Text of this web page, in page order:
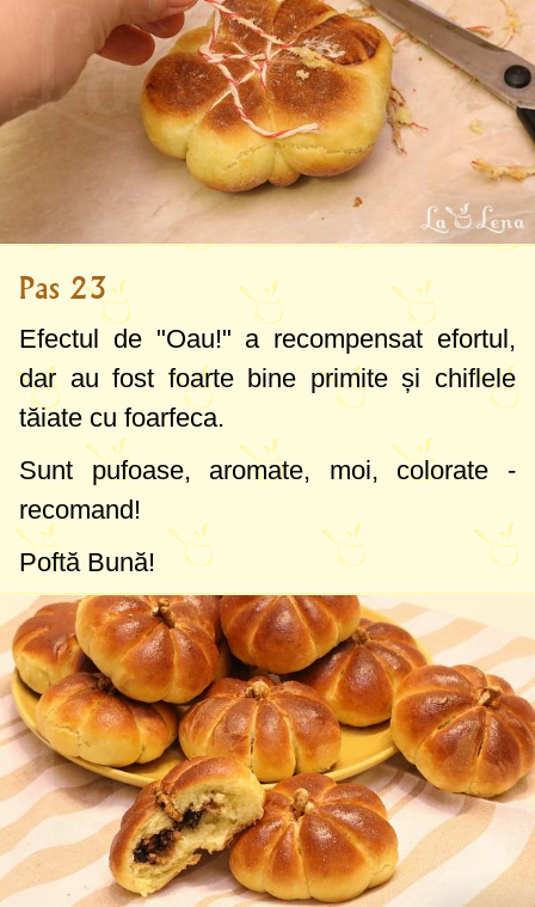
Pas 23
Efectul de "Oau!" a recompensat efortul,
dar au fost foarte bine primite și chiflele
tăiate cu foarfeca.
Sunt pufoase, aromate, moi, colorate -
recomand!
Poftă Bună!